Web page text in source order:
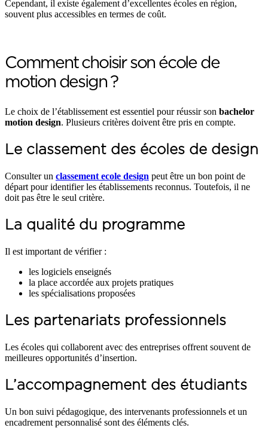
Cependant, il existe également d’excellentes écoles en région,
souvent plus accessibles en termes de coût.
Comment choisir son école de
motion design ?
Le choix de l’établissement est essentiel pour réussir son bachelor
motion design. Plusieurs critères doivent être pris en compte.
Le classement des écoles de design
Consulter un classement ecole design peut être un bon point de
départ pour identifier les établissements reconnus. Toutefois, il ne
doit pas être le seul critère.
La qualité du programme
Il est important de vérifier :
les logiciels enseignés
la place accordée aux projets pratiques
les spécialisations proposées
Les partenariats professionnels
Les écoles qui collaborent avec des entreprises offrent souvent de
meilleures opportunités d’insertion.
L’accompagnement des étudiants
Un bon suivi pédagogique, des intervenants professionnels et un
encadrement personnalisé sont des éléments clés.